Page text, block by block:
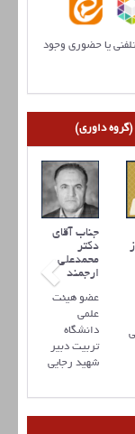
یا حضوری وجود
داوری)
جناب آقای
دکتر
محمدعلی
ارجمند
عضو هیئت
علمی
دانشگاه
تربیت دبیر
شهید رجایی